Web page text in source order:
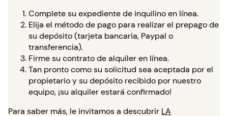
Complete su expediente de inquilino en línea.
Elija el método de pago para realizar el prepago de
su depósito (tarjeta bancaria, Paypal o
transferencia).
Firme su contrato de alquiler en línea.
Tan pronto como su solicitud sea aceptada por el
propietario y su depósito recibido por nuestro
equipo, ¡su alquiler estará confirmado!
Para saber más, le invitamos a descubrir LA